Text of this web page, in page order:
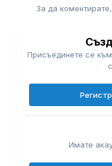
За да
Присъединете се
Имате